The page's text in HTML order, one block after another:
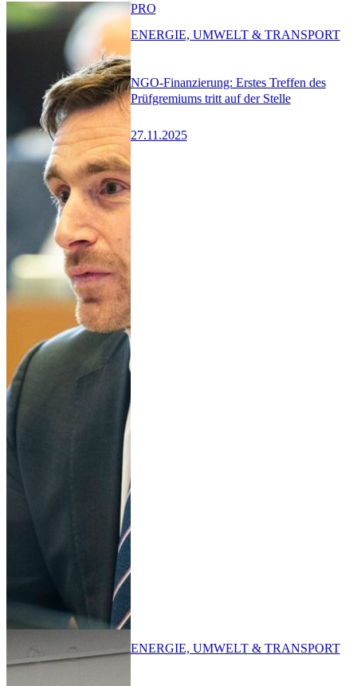
NGO-Finanzierung: Erstes Treffen des
Prüfgremiums tritt auf der Stelle
27.11.2025
PRO
ENERGIE, UMWELT & TRANSPORT
ENERGIE, UMWELT & TRANSPORT